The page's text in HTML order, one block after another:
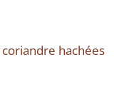
hachées